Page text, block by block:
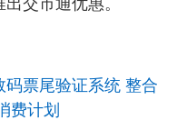
票尾验证系统 整合
费计划